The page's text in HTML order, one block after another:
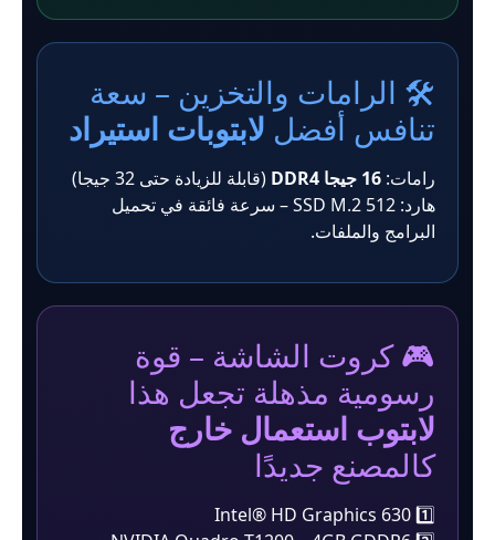
🛠️ الرامات والتخزين – سعة
تنافس أفضل لابتوبات استيراد
رامات:16 جيجا DDR4
(قابلة للزيادة حتى 32 جيجا)
هارد: 512 SSD M.2 – سرعة فائقة في تحميل
البرامج والملفات.
🎮 كروت الشاشة – قوة
رسومية مذهلة تجعل هذا
لابتوب استعمال خارج
كالمصنع جديدًا
1️⃣ Intel® HD Graphics 630